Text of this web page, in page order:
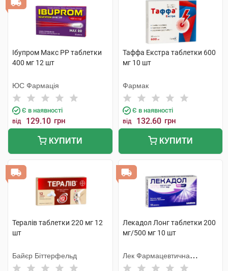
Ібупром Макс РР таблетки
400 мг 12 шт
ЮС Фармація
Є в наявності
від 129.10 грн
КУПИТИ
Таффа Eкстра таблетки 600
мг 10 шт
Фармак
Є в наявності
від 132.60 грн
КУПИТИ
Тералів таблетки 220 мг 12
шт
Байєр Біттерфельд
Лекадол Лонг таблетки 200
мг/500 мг 10 шт
Лек Фармацевтична
компанія